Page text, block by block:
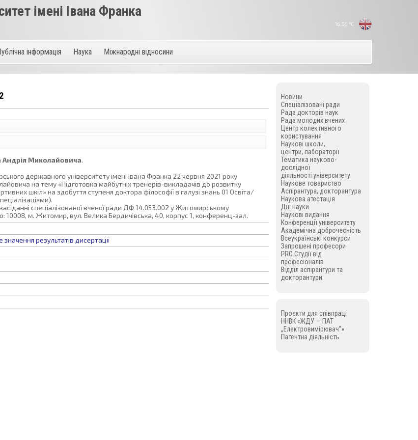
16,56 °C
імені Івана Франка
інформація Наука Міжнародні відносини
Андрія Миколайовича.
державного університету імені Івана Франка 22 червня 2021 року
на тему «Підготовка майбутніх тренерів-викладачів до розвитку
шкіл» на здобуття ступеня доктора філософії в галузі знань 01 Освіта/
спеціалізованої вченої ради ДФ 14.053.002 у Житомирському
10008, м. Житомир, вул. Велика Бердичівська, 40, корпус 1, конференц-зал.
результатів дисертації
Новини
Спеціалізовані ради
Рада докторів наук
Рада молодих вчених
Центр колективного
користування
Наукові школи,
центри, лабораторії
Тематика науково-
дослідної
діяльності університету
Наукове товариство
Аспірантура, докторантура
Наукова атестація
Дні науки
Наукові видання
Конференції університету
Академічна доброчесність
Всеукраїнські конкурси
Запрошені професори
PRO Студії від
професіоналів
Відділ аспірантури та
докторантури
Проєкти для співпраці
ННВК «ЖДУ — ПАТ
„Електровимірювач“»
Патентна діяльність